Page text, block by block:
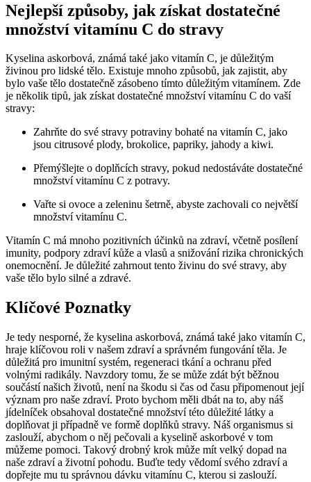
Nejlepší způsoby, jak získat dostatečné
množství vitamínu C do stravy
Kyselina askorbová, známá také jako vitamín C, je důležitým
živinou pro lidské tělo. Existuje mnoho způsobů, jak zajistit, aby
bylo vaše tělo dostatečně zásobeno tímto důležitým vitamínem. Zde
je několik tipů, jak získat dostatečné množství vitamínu C do vaší
stravy:
Zahrňte do své stravy potraviny bohaté na vitamín C, jako
jsou citrusové plody, brokolice, papriky, jahody a kiwi.
Přemýšlejte o doplňcích stravy, pokud nedostáváte dostatečné
množství vitamínu C z potravy.
Vařte si ovoce a zeleninu šetrně, abyste zachovali co největší
množství vitamínu C.
Vitamín C má mnoho pozitivních účinků na zdraví, včetně posílení
imunity, podpory zdraví kůže a vlasů a snižování rizika chronických
onemocnění. Je důležité zahrnout tento živinu do své stravy, aby
vaše tělo bylo silné a zdravé.
Klíčové Poznatky
Je tedy nesporné, že kyselina askorbová, známá také jako vitamín C,
hraje klíčovou roli v našem zdraví a správném fungování těla. Je
důležitá pro imunitní systém, regeneraci tkání a ochranu před
volnými radikály. Navzdory tomu, že se může zdát být běžnou
součástí našich životů, není na škodu si čas od času připomenout její
význam pro naše zdraví. Proto bychom měli dbát na to, aby náš
jídelníček obsahoval dostatečné množství této důležité látky a
doplňovat ji případně ve formě doplňků stravy. Náš organismus si
zaslouží, abychom o něj pečovali a kyselině askorbové v tom
můžeme pomoci. Takový drobný krok může mít velký dopad na
naše zdraví a životní pohodu. Buďte tedy vědomí svého zdraví a
dopřejte mu tu správnou dávku vitamínu C, kterou si zaslouží.